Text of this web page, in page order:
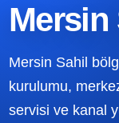
Mersin
Mersin Sahil
kurulumu,
servisi ve kanal